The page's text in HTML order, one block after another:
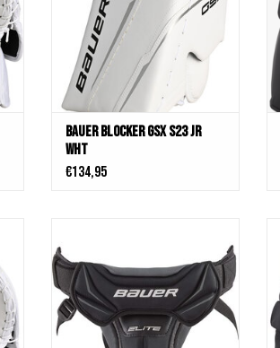
Bauer Blocker GSX S23 Jr
Wht
€134,95